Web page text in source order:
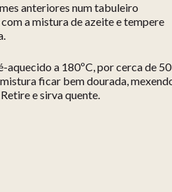
anteriores num tabuleiro
a mistura de azeite e tempere
aquecido a 180ºC, por cerca de 50
ficar bem dourada,
e sirva quente.